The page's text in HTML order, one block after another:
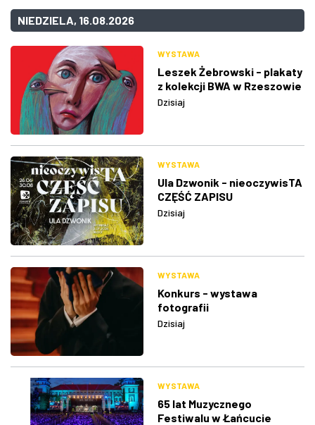
NIEDZIELA, 16.08.2026
WYSTAWA
Leszek Żebrowski - plakaty
z kolekcji BWA w Rzeszowie
Dzisiaj
WYSTAWA
Ula Dzwonik - nieoczywisTA
CZĘŚĆ ZAPISU
Dzisiaj
WYSTAWA
Konkurs - wystawa
fotografii
Dzisiaj
WYSTAWA
65 lat Muzycznego
Festiwalu w Łańcucie